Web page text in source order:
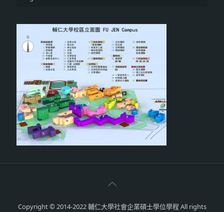
Copyright © 2014-2022 輔仁大學社會企業碩士學位學程 All rights